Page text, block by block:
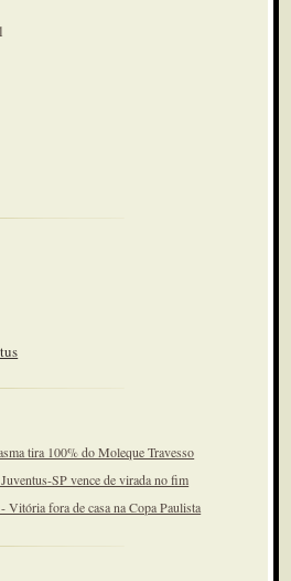
tira 100% do Moleque Travesso
SP vence de virada no fim
Vitória fora de casa na Copa Paulista